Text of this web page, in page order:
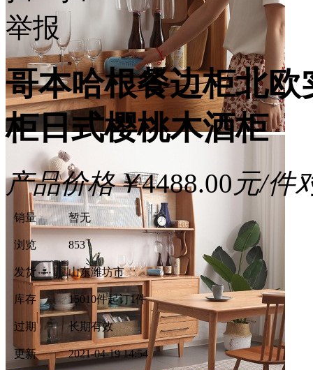
举报
哥本哈根餐边柜北
柜日式樱桃木酒柜
产品价格￥4488.00 元/件
销量 暂无
浏览 853
发货 山东潍坊市
库存 15010件起订1件
过期 长期有效
更新 2021-04-19 14:54